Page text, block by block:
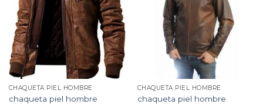
CHAQUETA PIEL HOMBRE
chaqueta piel hombre
CHAQUETA PIEL HOMBRE
chaqueta piel hombre